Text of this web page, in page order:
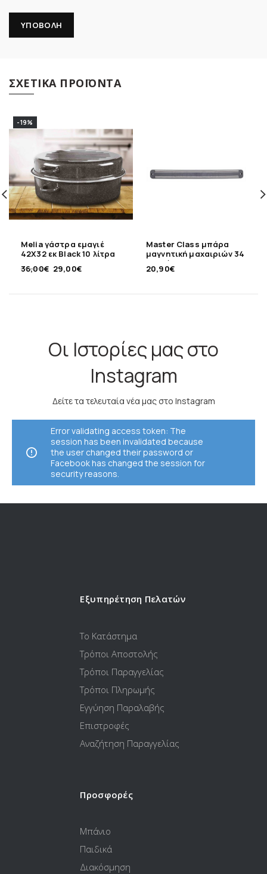
ΣΧΕΤΙΚΆ ΠΡΟΪΌΝΤΑ
-19%
Melia γάστρα εμαγιέ
42X32 εκ Black 10 λίτρα
36,00€ 29,00€
Master Class μπάρα
μαγνητική μαχαιριών 34
εκ τοίχου
20,90€
Οι Ιστορίες μας στο
Instagram
Δείτε τα τελευταία νέα μας στο Instagram
Error validating access token: The
session has been invalidated because
the user changed their password or
Facebook has changed the session for
security reasons.
Εξυπηρέτηση Πελατών
Το Κατάστημα
Τρόποι Αποστολής
Τρόποι Παραγγελίας
Τρόποι Πληρωμής
Εγγύηση Παραλαβής
Επιστροφές
Αναζήτηση Παραγγελίας
Προσφορές
Μπάνιο
Παιδικά
Διακόσμηση